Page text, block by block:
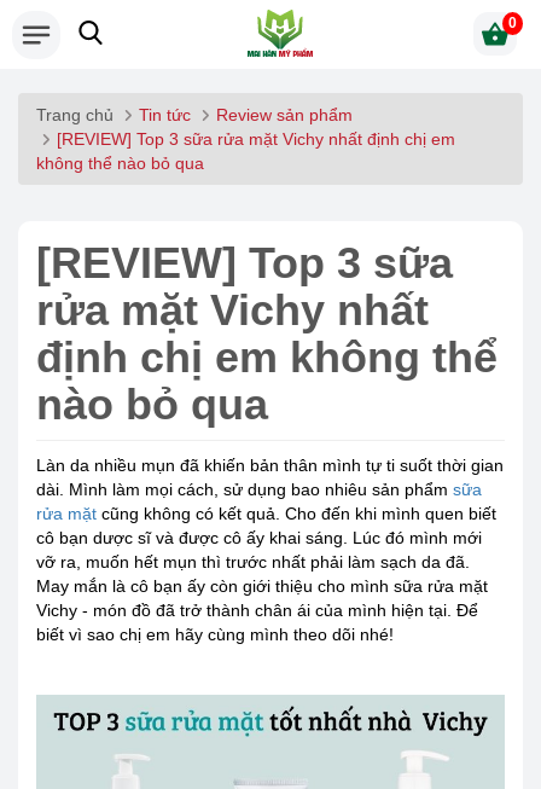
0
Trang chủ Tin tức
Review sản phẩm
[REVIEW] Top 3 sữa rửa mặt Vichy nhất định chị em
không thể nào bỏ qua
[REVIEW] Top 3 sữa
rửa mặt Vichy nhất
định chị em không thể
nào bỏ qua
Làn da nhiều mụn đã khiến bản thân mình tự ti suốt thời gian
dài. Mình làm mọi cách, sử dụng bao nhiêu sản phẩm sữa
rửa mặt cũng không có kết quả. Cho đến khi mình quen biết
cô bạn dược sĩ và được cô ấy khai sáng. Lúc đó mình mới
vỡ ra, muốn hết mụn thì trước nhất phải làm sạch da đã.
May mắn là cô bạn ấy còn giới thiệu cho mình sữa rửa mặt
Vichy - món đồ đã trở thành chân ái của mình hiện tại. Để
biết vì sao chị em hãy cùng mình theo dõi nhé!